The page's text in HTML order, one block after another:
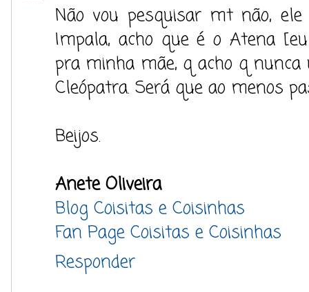
Não vou pesquisar mt não,
Impala, acho que é o Atena
pra minha mãe, q acho q
Cleópatra. Será que ao menos
Beijos.
Anete Oliveira
Blog Coisitas e Coisinhas
Fan Page Coisitas e Coisinhas
Responder